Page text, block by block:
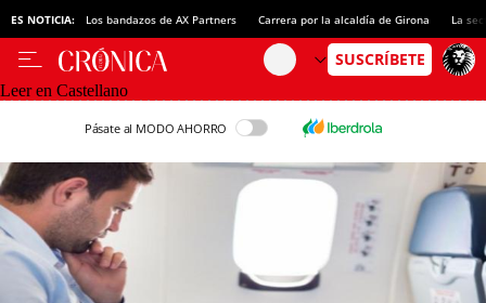
ES NOTICIA: Los bandazos de AX Partners Carrera por la alcaldía de Girona La
Leer en Castellano
Pásate al MODO AHORRO